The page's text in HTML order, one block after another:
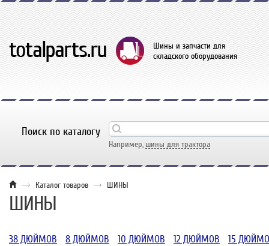
Шины и запчасти для
складского оборудования
Поиск по каталогу
Например, шины для трактора
Каталог товаров ШИНЫ
ШИНЫ
38 ДЮЙМОВ 8 ДЮЙМОВ 10 ДЮЙМОВ 12 ДЮЙМОВ
15